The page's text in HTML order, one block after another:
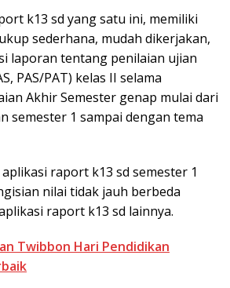
k13 sd yang satu ini, memiliki
sederhana, mudah dikerjakan,
laporan tentang penilaian ujian
PAS/PAT) kelas II selama
Akhir Semester genap mulai dari
semester 1 sampai dengan tema
raport k13 sd semester 1
nilai tidak jauh berbeda
raport k13 sd lainnya.
Twibbon Hari Pendidikan